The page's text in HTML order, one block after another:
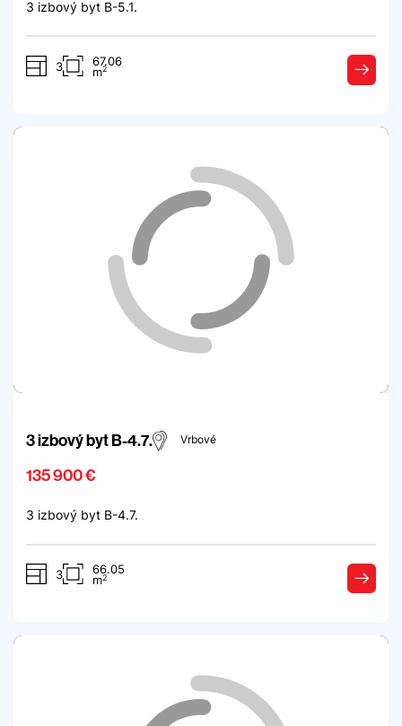
3 izbový byt B-5.1.
3
67.06
m2
3 izbový byt B-4.7. Vrbové
135 900 €
3 izbový byt B-4.7.
3
66.05
m2